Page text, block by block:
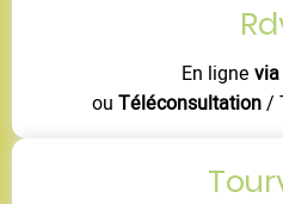
En ligne
ou Téléconsultation/